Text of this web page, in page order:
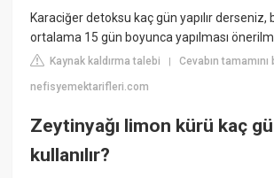
Karaciğer detoksu kaç gün yapılır derseniz,
ortalama 15 gün boyunca yapılması
Kaynak kaldırma talebi |Cevabın
nefisyemektarifleri.com
Zeytinyağı limon kürü kaç
kullanılır?